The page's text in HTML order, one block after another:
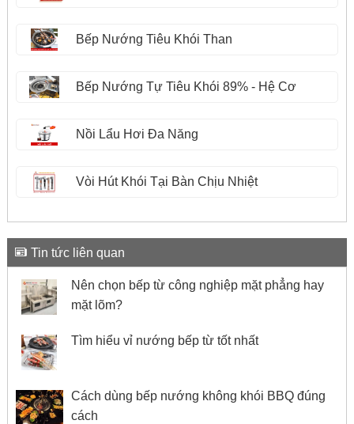
Bếp Nướng Tiêu Khói Than
Bếp Nướng Tự Tiêu Khói 89% - Hệ Cơ
Nồi Lẩu Hơi Đa Năng
Vòi Hút Khói Tại Bàn Chịu Nhiệt
Tin tức liên quan
Nên chọn bếp từ công nghiệp mặt phẳng​ hay
mặt lõm?
Tìm hiểu vỉ nướng bếp từ tốt nhất
Cách dùng bếp nướng không khói BBQ đúng
cách